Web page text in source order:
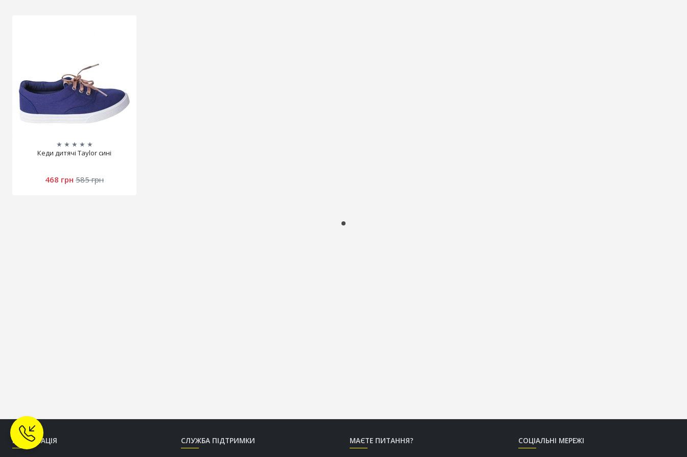
★ ★ ★ ★ ★
Кеди дитячі Taylor сині
468 грн 585 грн
ІНФОРМАЦІЯ СЛУЖБА ПІДТРИМКИ МАЄТЕ ПИТАННЯ? СОЦІАЛЬНІ МЕРЕЖІ